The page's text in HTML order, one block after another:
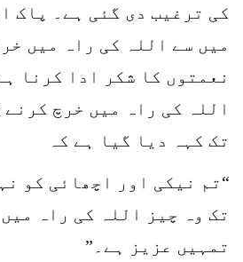
کی ترغیب دی گئی ہے۔ پاک
میں سے اللہ کی راہ میں
نعمتوں کا شکر ادا کرنا
اللہ کی راہ میں خرچ
تک کہہ دیا گیا ہے کہ
“تم نیکی اور اچھائی کو
تک وہ چیز اللہ کی راہ
تمہیں عزیز ہے۔”